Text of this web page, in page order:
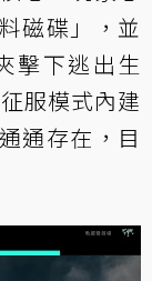
磁碟」，並
擊下逃出生
服模式內建
通存在，目